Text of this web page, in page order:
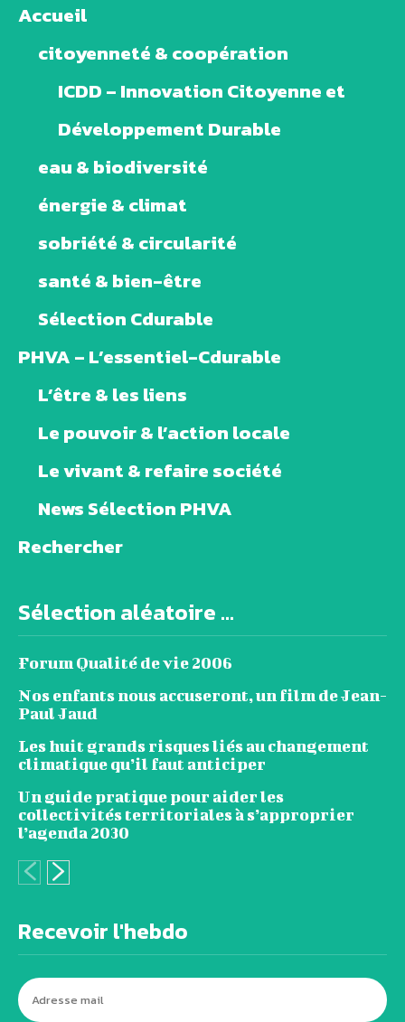
Accueil
citoyenneté & coopération
ICDD – Innovation Citoyenne et
Développement Durable
eau & biodiversité
énergie & climat
sobriété & circularité
santé & bien-être
Sélection Cdurable
PHVA – L’essentiel-Cdurable
L’être & les liens
Le pouvoir & l’action locale
Le vivant & refaire société
News Sélection PHVA
Rechercher
Sélection aléatoire ...
Forum Qualité de vie 2006
Nos enfants nous accuseront, un film de Jean-
Paul Jaud
Les huit grands risques liés au changement
climatique qu’il faut anticiper
Un guide pratique pour aider les
collectivités territoriales à s’approprier
l’agenda 2030
Recevoir l'hebdo